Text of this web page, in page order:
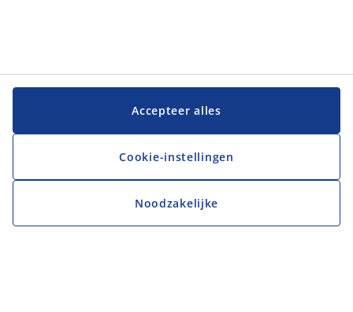
Accepteer alles
Cookie-instellingen
Noodzakelijke